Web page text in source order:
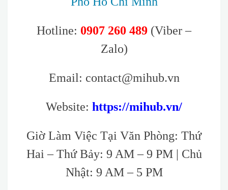
Hotline: 0907 260 489 (Viber –
Zalo)
Email: contact@mihub.vn
Website: https://mihub.vn/
Giờ Làm Việc Tại Văn Phòng: Thứ
Hai – Thứ Bảy: 9 AM – 9 PM | Chủ
Nhật: 9 AM – 5 PM